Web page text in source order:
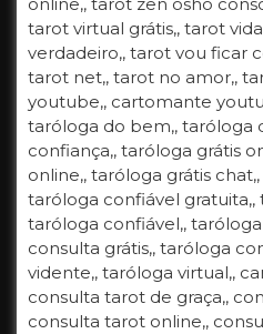
tarot virtual grátis,, tarot
verdadeiro,, tarot vou ficar
tarot net,, tarot no amor,,
youtube,, cartomante
taróloga do bem,, taróloga
confiança,, taróloga grátis
online,, taróloga grátis
taróloga confiável gratuita,,
taróloga confiável,,
consulta grátis,, taróloga
vidente,, taróloga virtual,,
consulta tarot de graça,,
consulta tarot online,,